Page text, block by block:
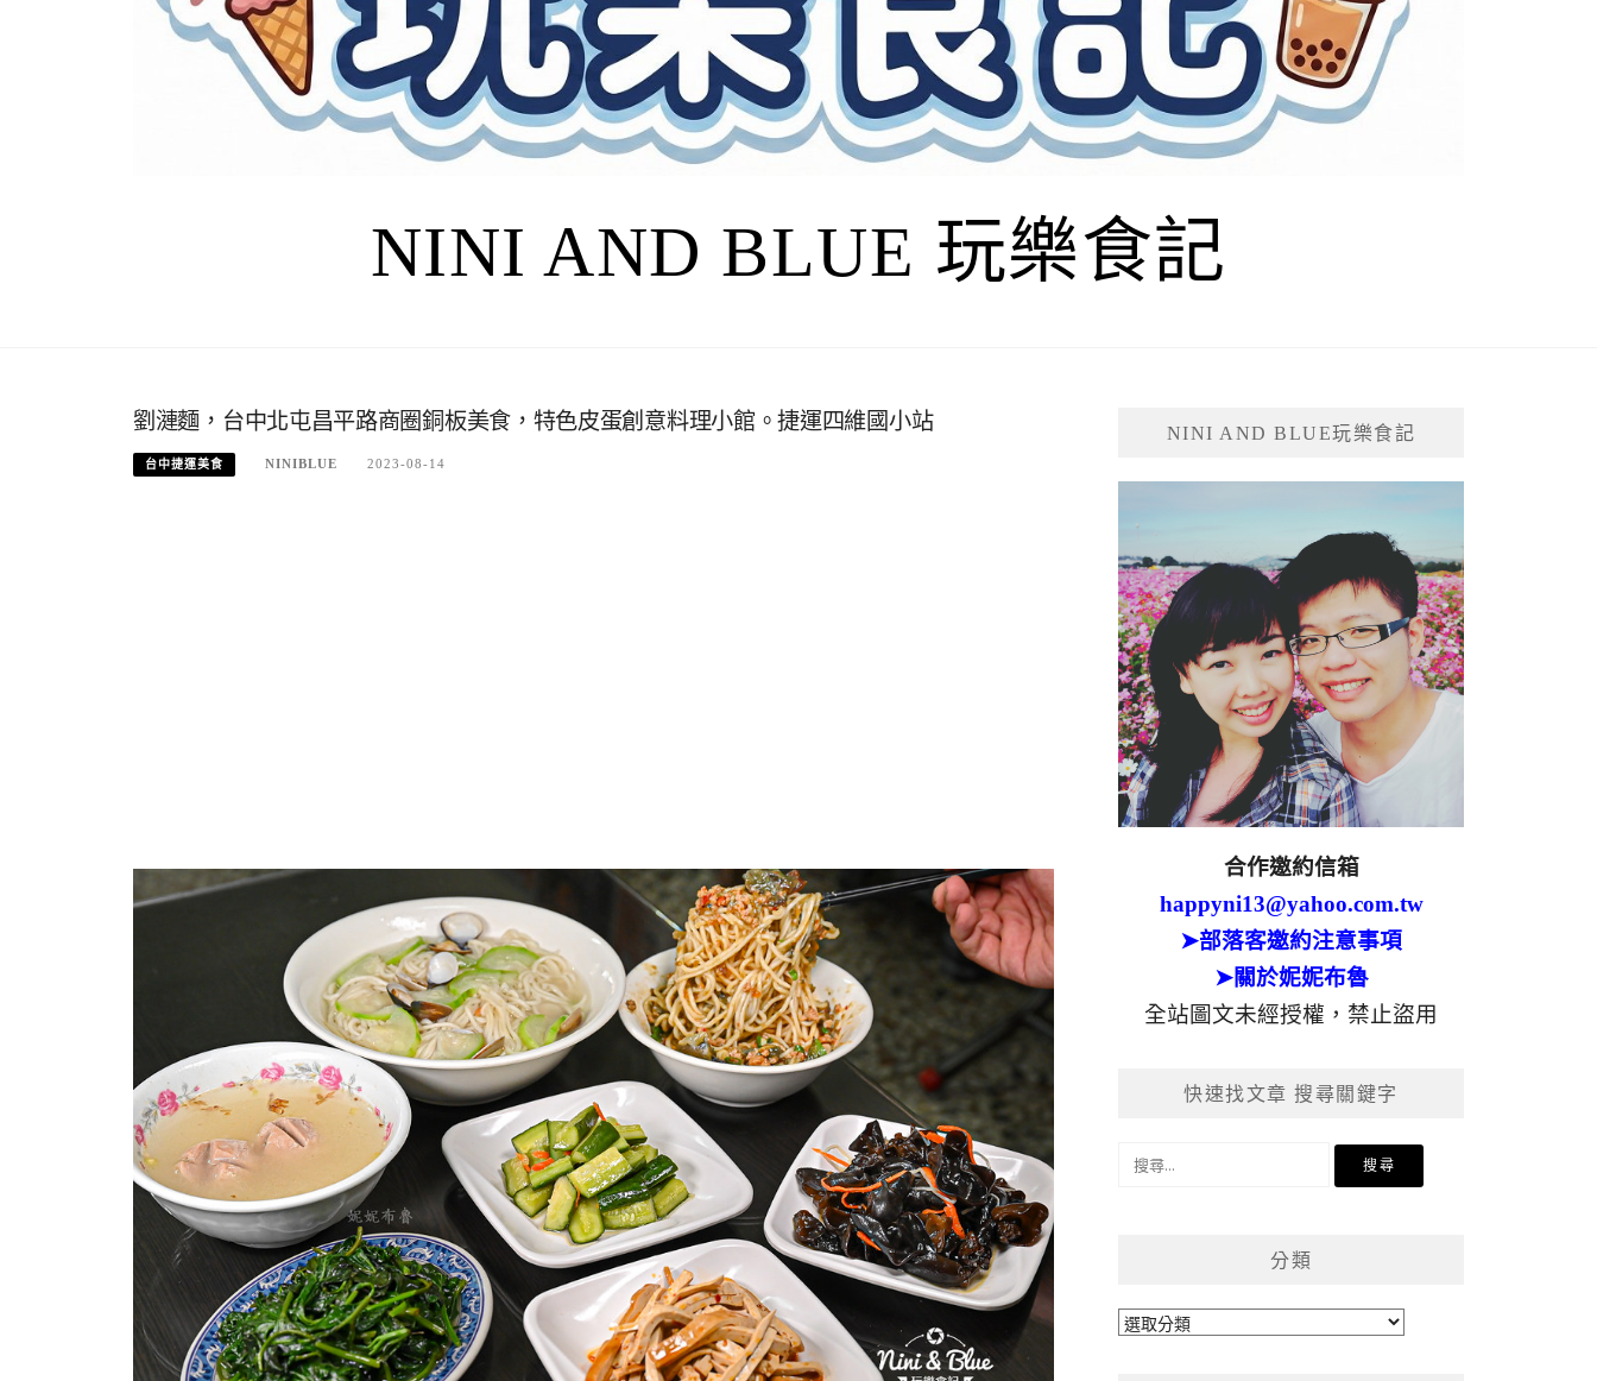
NINI AND BLUE 玩樂食記
劉漣麵，台中北屯昌平路商圈銅板美食，特色皮蛋創意料理小館。捷運四維國小站
台中捷運美食 NINIBLUE 2023-08-14
NINI AND BLUE玩樂食記
合作邀約信箱
happyni13@yahoo.com.tw
➤部落客邀約注意事項
➤關於妮妮布魯
全站圖文未經授權，禁止盜用
快速找文章 搜尋關鍵字
分類
分